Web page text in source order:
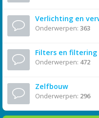
Verlichting en
Onderwerpen: 363
Filters en filtering
Onderwerpen: 472
Zelfbouw
Onderwerpen: 296